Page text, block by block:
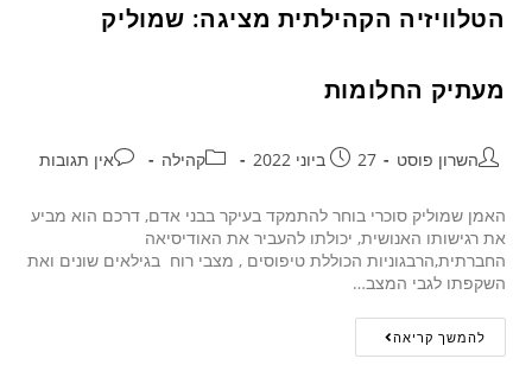
הטלוויזיה הקהילתית מציגה: שמוליק
מעתיק החלומות
השרון פוסט 27 ביוני 2022 קהילה אין תגובות
האמן שמוליק סוכרי בוחר להתמקד בעיקר בבני אדם, דרכם הוא מביע
את רגישותו האנושית, יכולתו להעביר את האודיסיאה
החברתית,הרבגוניות הכוללת טיפוסים , מצבי רוח בגילאים שונים ואת
השקפתו לגבי המצב…
להמשך קריאה